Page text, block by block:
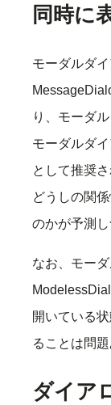
同時に
モーダルダ
り、モーダ
モーダルダ
として推奨
どうしの関
のかが予測し
なお、モー
開いている
ることは問題
ダイア